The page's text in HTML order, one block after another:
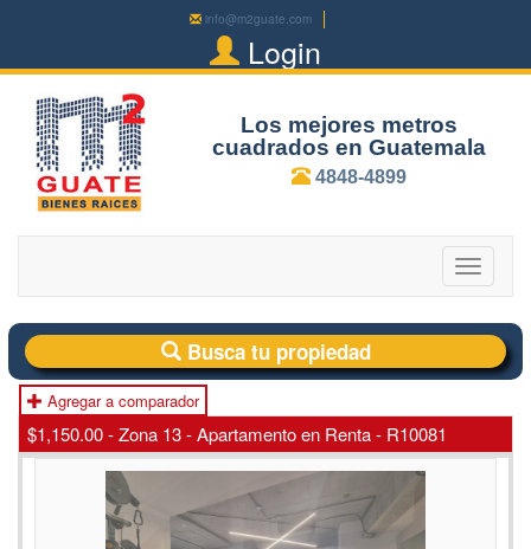
info@m2guate.com
Login
Los mejores metros
cuadrados en Guatemala
4848-4899
Toggle
Busca tu propiedad
Agregar a comparador
$1,150.00 - Zona 13 - Apartamento en Renta - R10081